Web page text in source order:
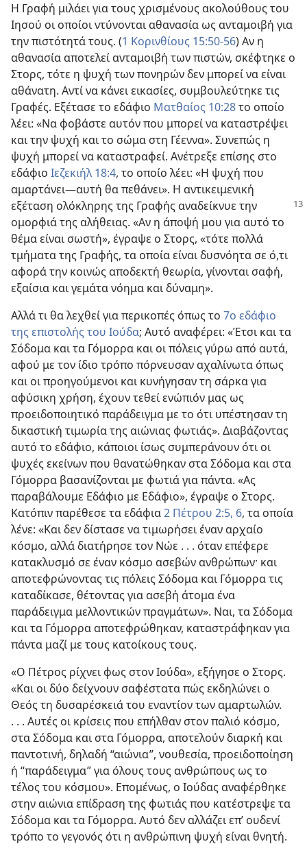
Η Γραφή μιλάει για τους χρισμένους ακολούθους του
Ιησού οι οποίοι ντύνονται αθανασία ως ανταμοιβή για
την πιστότητά τους. (1 Κορινθίους 15:50-56) Αν η
αθανασία αποτελεί ανταμοιβή των πιστών, σκέφτηκε ο
Στορς, τότε η ψυχή των πονηρών δεν μπορεί να είναι
αθάνατη. Αντί να κάνει εικασίες, συμβουλεύτηκε τις
Γραφές. Εξέτασε το εδάφιο Ματθαίος 10:28το οποίο
λέει: «Να φοβάστε αυτόν που μπορεί να καταστρέψει
και την ψυχή και το σώμα στη Γέεννα». Συνεπώς η
ψυχή μπορεί να καταστραφεί. Ανέτρεξε επίσης στο
εδάφιο Ιεζεκιήλ 18:4, το οποίο λέει: «Η ψυχή που
αμαρτάνει—αυτή θα πεθάνει». Η αντικειμενική
εξέταση ολόκληρης της Γραφής αναδείκνυε την
ομορφιά της αλήθειας. «Αν η άποψή μου για αυτό το
θέμα είναι σωστή», έγραψε ο Στορς, «τότε πολλά
τμήματα της Γραφής, τα οποία είναι δυσνόητα σε ό,τι
αφορά την κοινώς αποδεκτή θεωρία, γίνονται σαφή,
εξαίσια και γεμάτα νόημα και δύναμη».
Αλλά τι θα λεχθεί για περικοπές όπως το 7ο εδάφιο
της επιστολής του Ιούδα; Αυτό αναφέρει: «Έτσι και τα
Σόδομα και τα Γόμορρα και οι πόλεις γύρω από αυτά,
αφού με τον ίδιο τρόπο πόρνευσαν αχαλίνωτα όπως
και οι προηγούμενοι και κυνήγησαν τη σάρκα για
αφύσικη χρήση, έχουν τεθεί ενώπιόν μας ως
προειδοποιητικό παράδειγμα με το ότι υπέστησαν τη
δικαστική τιμωρία της αιώνιας φωτιάς». Διαβάζοντας
αυτό το εδάφιο, κάποιοι ίσως συμπεράνουν ότι οι
ψυχές εκείνων που θανατώθηκαν στα Σόδομα και στα
Γόμορρα βασανίζονται με φωτιά για πάντα. «Ας
παραβάλουμε Εδάφιο με Εδάφιο», έγραψε ο Στορς.
Κατόπιν παρέθεσε τα εδάφια2 Πέτρου 2:5, 6, τα οποία
λένε: «Και δεν δίστασε να τιμωρήσει έναν αρχαίο
κόσμο, αλλά διατήρησε τον Νώε . . . όταν επέφερε
κατακλυσμό σε έναν κόσμο ασεβών ανθρώπων· και
αποτεφρώνοντας τις πόλεις Σόδομα και Γόμορρα τις
καταδίκασε, θέτοντας για ασεβή άτομα ένα
παράδειγμα μελλοντικών πραγμάτων». Ναι, τα Σόδομα
και τα Γόμορρα αποτεφρώθηκαν, καταστράφηκαν για
πάντα μαζί με τους κατοίκους τους.
«Ο Πέτρος ρίχνει φως στον Ιούδα», εξήγησε ο Στορς.
«Και οι δύο δείχνουν σαφέστατα πώς εκδηλώνει ο
Θεός τη δυσαρέσκειά του εναντίον των αμαρτωλών.
. . . Αυτές οι κρίσεις που επήλθαν στον παλιό κόσμο,
στα Σόδομα και στα Γόμορρα, αποτελούν διαρκή και
παντοτινή, δηλαδή “αιώνια”, νουθεσία, προειδοποίηση
ή “παράδειγμα” για όλους τους ανθρώπους ως το
τέλος του κόσμου». Επομένως, ο Ιούδας αναφέρθηκε
στην αιώνια επίδραση της φωτιάς που κατέστρεψε τα
Σόδομα και τα Γόμορρα. Αυτό δεν αλλάζει επ’ ουδενί
τρόπο το γεγονός ότι η ανθρώπινη ψυχή είναι θνητή.